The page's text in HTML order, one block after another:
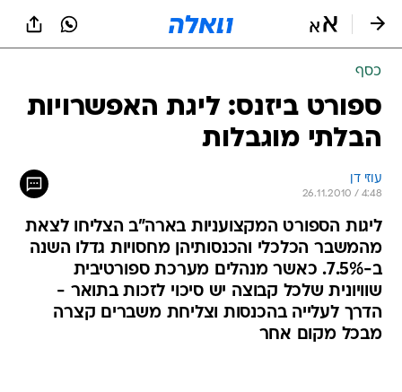
כסף
ספורט ביזנס: ליגת האפשרויות
הבלתי מוגבלות
עוזי דן
26.11.2010 / 4:48
ליגות הספורט המקצועניות בארה"ב הצליחו לצאת
מהמשבר הכלכלי והכנסותיהן מחסויות גדלו השנה
ב-7.5%. כאשר מנהלים מערכת ספורטיבית
שוויונית שלכל קבוצה יש סיכוי לזכות בתואר -
הדרך לעלייה בהכנסות וצליחת משברים קצרה
מבכל מקום אחר